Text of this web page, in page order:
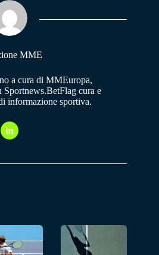
MME
a cura di MMEuropa,
Sportnews.BetFlag cura e
informazione sportiva.